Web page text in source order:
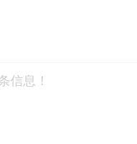
信息！